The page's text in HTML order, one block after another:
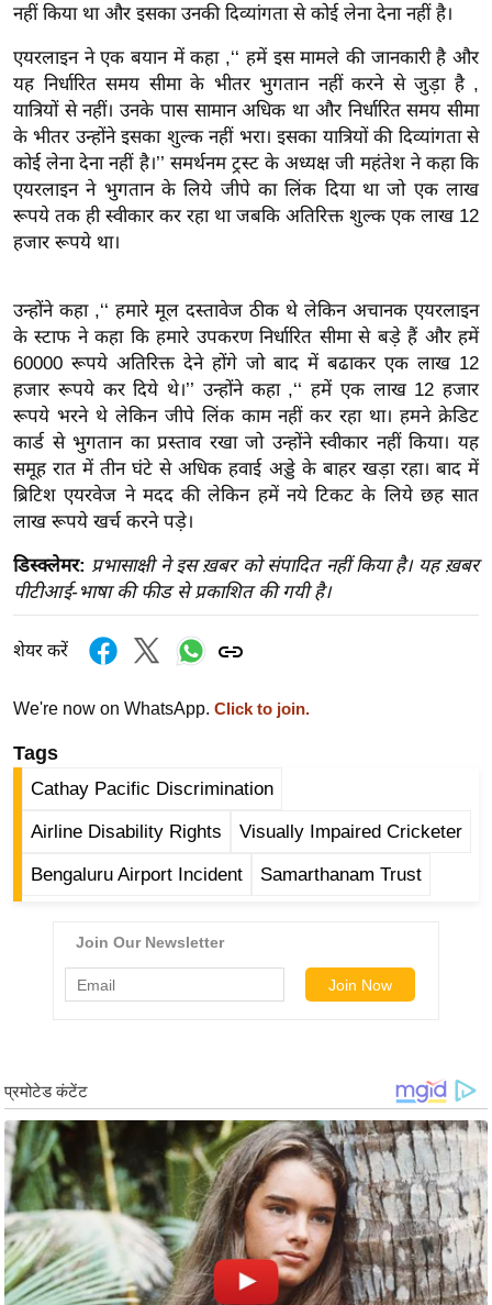
यं
इं
डि
या
सा
हि
त्य
ज
त
ऑ
टो
व
र्ल्ड
न्यू
ज
ब्री
म
नो
न
ग
त
ली
वु
ल्म
स
मी
क्षा
B
r
e
a
नहीं किया था और इसका उनकी दिव्यांगता से कोई लेना देना नहीं है।
एयरलाइन ने एक बयान में कहा ,‘‘ हमें इस मामले की जानकारी है और
यह निर्धारित समय सीमा के भीतर भुगतान नहीं करने से जुड़ा है ,
यात्रियों से नहीं। उनके पास सामान अधिक था और निर्धारित समय सीमा
के भीतर उन्होंने इसका शुल्क नहीं भरा। इसका यात्रियों की दिव्यांगता से
कोई लेना देना नहीं है।’’ समर्थनम ट्रस्ट के अध्यक्ष जी महंतेश ने कहा कि
एयरलाइन ने भुगतान के लिये जीपे का लिंक दिया था जो एक लाख
रूपये तक ही स्वीकार कर रहा था जबकि अतिरिक्त शुल्क एक लाख 12
हजार रूपये था।
उन्होंने कहा ,‘‘ हमारे मूल दस्तावेज ठीक थे लेकिन अचानक एयरलाइन
के स्टाफ ने कहा कि हमारे उपकरण निर्धारित सीमा से बड़े हैं और हमें
60000 रूपये अतिरिक्त देने होंगे जो बाद में बढाकर एक लाख 12
हजार रूपये कर दिये थे।’’ उन्होंने कहा ,‘‘ हमें एक लाख 12 हजार
रूपये भरने थे लेकिन जीपे लिंक काम नहीं कर रहा था। हमने क्रेडिट
कार्ड से भुगतान का प्रस्ताव रखा जो उन्होंने स्वीकार नहीं किया। यह
समूह रात में तीन घंटे से अधिक हवाई अड्डे के बाहर खड़ा रहा। बाद में
ब्रिटिश एयरवेज ने मदद की लेकिन हमें नये टिकट के लिये छह सात
लाख रूपये खर्च करने पड़े।
डिस्क्लेमर: प्रभासाक्षी ने इस ख़बर को संपादित नहीं किया है। यह ख़बर
पीटीआई-भाषा की फीड से प्रकाशित की गयी है।
शेयर करें
We're now on WhatsApp. Click to join.
Tags
Cathay Pacific Discrimination
Airline Disability Rights Visually Impaired Cricketer
Bengaluru Airport Incident Samarthanam Trust